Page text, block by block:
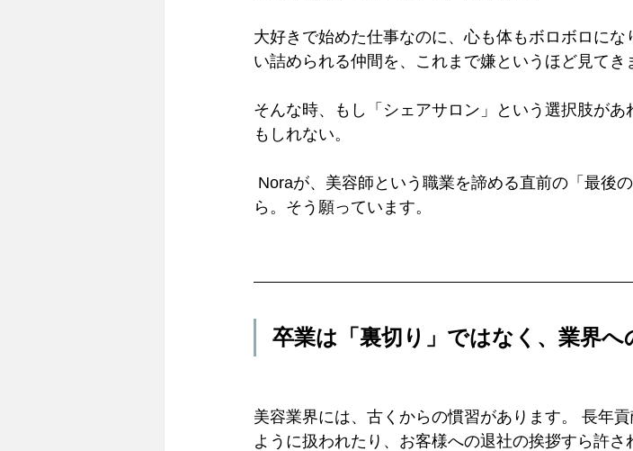
大好きで始めた仕事なのに、心も体もボロボロに
い詰められる仲間を、これまで嫌というほど見てき
そんな時、もし「シェアサロン」という選択肢が
もしれない。
ら。そう願っています。
卒業は「裏切り」ではなく、業界へ
美容業界には、古くからの慣習があります。 長年
ように扱われたり、お客様への退社の挨拶すら許